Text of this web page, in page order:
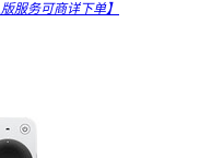
服务可商详下单】